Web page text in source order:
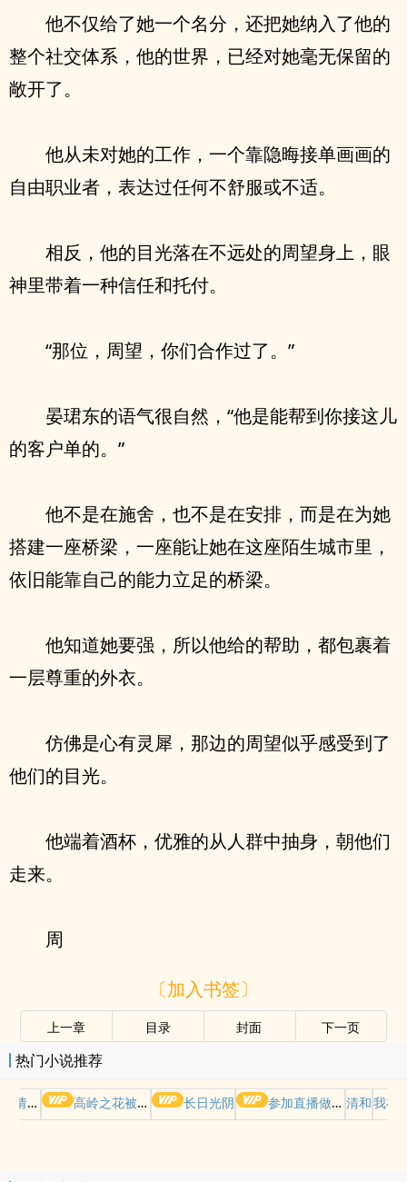
他不仅给了她一个名分，还把她纳入了他的
整个社交体系，他的世界，已经对她毫无保留的
敞开了。
他从未对她的工作，一个靠隐晦接单画画的
自由职业者，表达过任何不舒服或不适。
相反，他的目光落在不远处的周望身上，眼
神里带着一种信任和托付。
“那位，周望，你们合作过了。”
晏珺东的语气很自然，“他是能帮到你接这儿
的客户单的。”
他不是在施舍，也不是在安排，而是在为她
搭建一座桥梁，一座能让她在这座陌生城市里，
依旧能靠自己的能力立足的桥梁。
他知道她要强，所以他给的帮助，都包裹着
一层尊重的外衣。
仿佛是心有灵犀，那边的周望似乎感受到了
他们的目光。
他端着酒杯，优雅的从人群中抽身，朝他们
走来。
周
〔加入书签〕
上一章 目录 封面 下一页
热门小说推荐
摆好 高岭之花被权贵轮了后 长日光阴 参加直播做爱综艺后我火了(NPH) 清和我在